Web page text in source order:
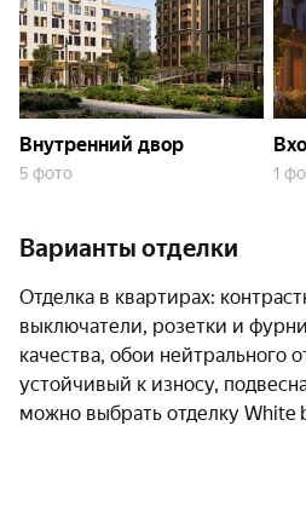
На территории комплекса
площадки для детей разных
спортивные площадки с
баскетбольные. Есть уличные
столы, воркаут-комплексы,
параспортсменов.
Зелёные зоны комплекса
гипоаллергенными
местным условиям:
прибрежными ивами и
кустарниками. Дорожки
Внутренний двор
5 фото 1
Варианты отделки
Отделка в квартирах:
выключатели, розетки и
качества, обои нейтрального
устойчивый к износу,
можно выбрать отделку White